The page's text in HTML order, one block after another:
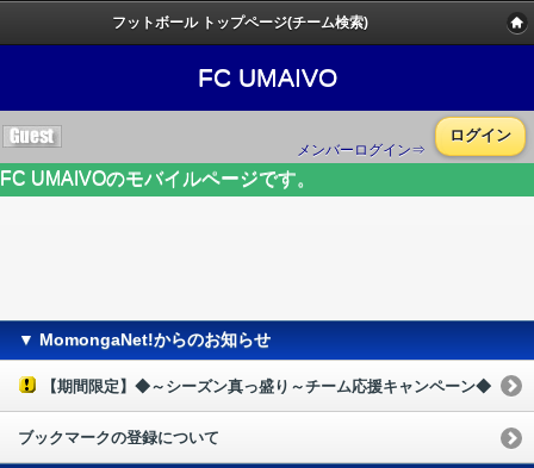
フットボール トップページ(チーム検索)
FC UMAIVO
メンバーログイン⇒
ログイン
FC UMAIVOのモバイルページです。
▼ MomongaNet!からのお知らせ
【期間限定】◆～シーズン真っ盛り～チーム応援キャンペーン◆
ブックマークの登録について